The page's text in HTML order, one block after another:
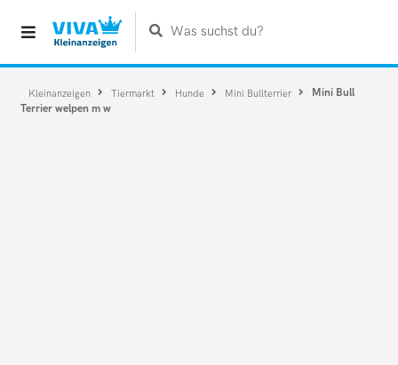
Was suchst du?
Kleinanzeigen Tiermarkt Hunde Mini Bullterrier
Mini Bull
Terrier welpen m w